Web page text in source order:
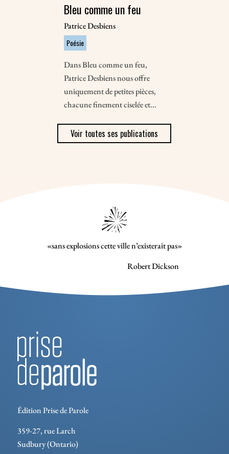
Bleu comme un feu
Patrice Desbiens
Poésie
Dans Bleu comme un feu,
Patrice Desbiens nous offre
uniquement de petites pièces,
chacune finement ciselée et...
Voir toutes ses publications
«sans explosions cette ville n’existerait pas»
Robert Dickson
Édition Prise de Parole
359-27, rue Larch
Sudbury (Ontario)